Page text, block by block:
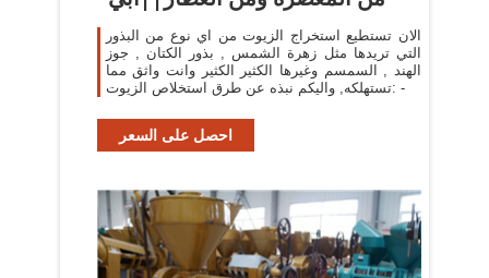
الان تستطيع استخراج الزيوت من اي نوع من البذور
التي تريدها مثل زهرة الشمس , بذور الكتان , جوز
الهند , السمسم وغيرها الكثير الكثير وانت واثق مما
تستهلكه, واليكم نبذه عن طرق استخلاص الزيوت: -
احصل على السعر